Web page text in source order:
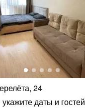
24
укажите даты и гостей